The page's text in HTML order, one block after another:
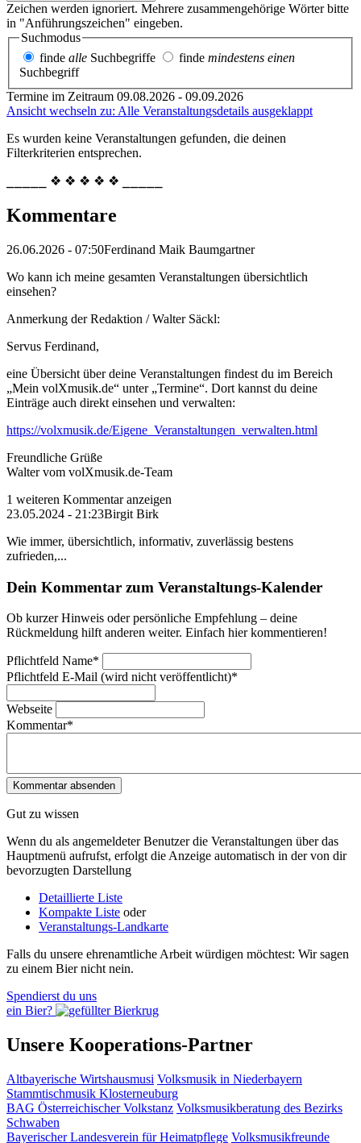
Zeichen werden ignoriert. Mehrere zusammengehörige Wörter bitte
in "Anführungszeichen" eingeben.
Suchmodus
finde alle Suchbegriffe finde mindestens einen
Suchbegriff
Termine im Zeitraum 09.08.2026 - 09.09.2026
Ansicht wechseln zu: Alle Veranstaltungsdetails ausgeklappt
Es wurden keine Veranstaltungen gefunden, die deinen
Filterkriterien entsprechen.
⎯⎯⎯⎯⎯ ❖ ❖ ❖ ❖ ❖ ⎯⎯⎯⎯⎯
Kommentare
26.06.2026 - 07:50Ferdinand Maik Baumgartner
Wo kann ich meine gesamten Veranstaltungen übersichtlich
einsehen?
Anmerkung der Redaktion /Walter Säckl:
Servus Ferdinand,
eine Übersicht über deine Veranstaltungen findest du im Bereich
„Mein volXmusik.de“ unter „Termine“. Dort kannst du deine
Einträge auch direkt einsehen und verwalten:
https://volxmusik.de/Eigene_Veranstaltungen_verwalten.html
Freundliche Grüße
Walter vom volXmusik.de-Team
1 weiteren Kommentar anzeigen
23.05.2024 - 21:23Birgit Birk
Wie immer, übersichtlich, informativ, zuverlässig bestens
zufrieden,...
Dein Kommentar zum Veranstaltungs-Kalender
Ob kurzer Hinweis oder persönliche Empfehlung – deine
Rückmeldung hilft anderen weiter. Einfach hier kommentieren!
Pflichtfeld Name*
Pflichtfeld E-Mail (wird nicht veröffentlicht)*
Webseite
Kommentar*
Gut zu wissen
Wenn du als angemeldeter Benutzer die Veranstaltungen über das
Hauptmenü aufrufst, erfolgt die Anzeige automatisch in der von dir
bevorzugten Darstellung
Detaillierte Liste
Kompakte Liste oder
Veranstaltungs-Landkarte
Falls du unsere ehrenamtliche Arbeit würdigen möchtest: Wir sagen
zu einem Bier nicht nein.
Spendierst du uns
ein Bier?
Unsere Kooperations-Partner
Altbayerische Wirtshausmusi Volksmusik in Niederbayern
Stammtischmusik Klosterneuburg
BAG Österreichischer Volkstanz Volksmusikberatung des Bezirks
Schwaben
Bayerischer Landesverein für Heimatpflege Volksmusikfreunde